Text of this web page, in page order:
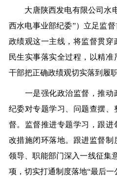
大唐陕西发电有限公司水
西水电事业部纪委”）立足监
政绩观这一主线，将监督贯穿
民生实事落实全过程，以精
干部把正确政绩观切实落到履
一是强化政治监督，推动
纪委对专题学习、问题查摆
督。监督推进专题学习，跟
改措施闭环落地。跟进监督
领导、职能部门深入一线征集
项，切实打通制度落地“最后一